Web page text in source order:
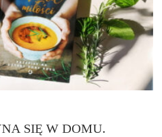
SIĘ W DOMU.